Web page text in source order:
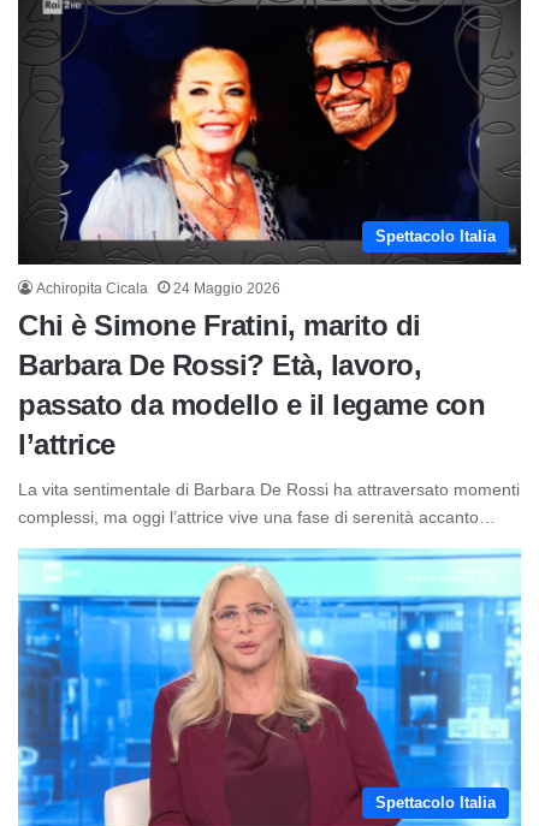
Spettacolo Italia
Achiropita Cicala 24 Maggio 2026
Chi è Simone Fratini, marito di
Barbara De Rossi? Età, lavoro,
passato da modello e il legame con
l’attrice
La vita sentimentale di Barbara De Rossi ha attraversato momenti
complessi, ma oggi l’attrice vive una fase di serenità accanto…
Spettacolo Italia